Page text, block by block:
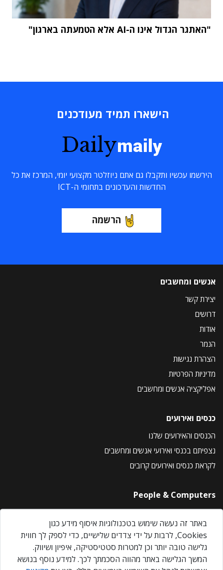
"האתגר הגדול אינו ה-AI אלא הטמעתה בארגון"
הישארו תמיד מעודכנים
Dailymaily
הירשמו עכשיו ותקבלו גם אתם ניוזלטר מקצועי יומי, המרכז את כל
החדשות והעדכונים בתחומי ה-ICT
הרשמה
אנשים ומחשבים
יצירת קשר
דרושים
אודות
הנמר
הצהרת נגישות
מדיניות הפרטיות
אפליקציה אנשים ומחשבים
כנסים ואירועים
הכנסים והאירועים שלנו
נצפיתם בכנסי ואירועי אנשים ומחשבים
לקראת כנסים ואירועים קרובים
People & Computers
About Us
Privacy Policy
Contact Us
Our Events
באתר זה נעשה שימוש בטכנולוגיות איסוף מידע כגון
Cookies, לרבות על ידי צדדים שלישיים, כדי לספק לך חווית
גלישה טובה יותר וכן למטרות סטטיסטיקה, איפיון ושיווק.
המשך הגלישה באתר מהווה הסכמתך לכך. למידע נוסף בנושא